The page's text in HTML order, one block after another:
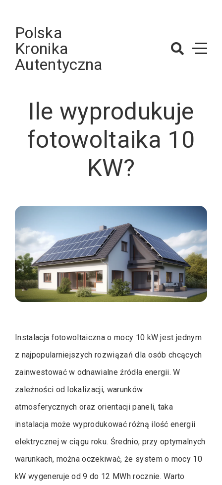
contentPolska
Kronika
Autentyczna
Ile wyprodukuje
fotowoltaika 10
KW?
Instalacja fotowoltaiczna o mocy 10 kW jest jednym
z najpopularniejszych rozwiązań dla osób chcących
zainwestować w odnawialne źródła energii. W
zależności od lokalizacji, warunków
atmosferycznych oraz orientacji paneli, taka
instalacja może wyprodukować różną ilość energii
elektrycznej w ciągu roku. Średnio, przy optymalnych
warunkach, można oczekiwać, że system o mocy 10
kW wygeneruje od 9 do 12 MWh rocznie. Warto